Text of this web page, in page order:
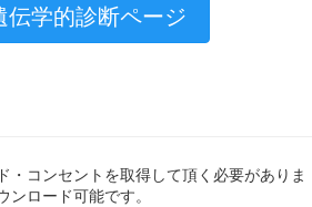
伝学的診断ページ
コンセントを取得して頂く必要がありま
ロード可能です。